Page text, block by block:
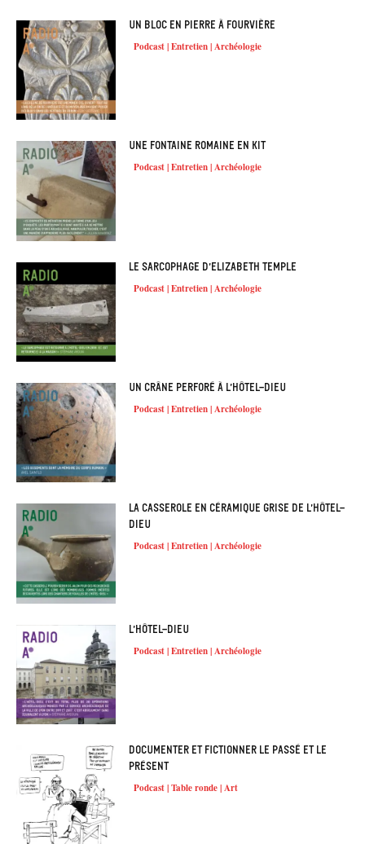
Un bloc en pierre à Fourvière
Podcast | Entretien | Archéologie
Une fontaine romaine en kit
Podcast | Entretien | Archéologie
Le sarcophage d’Elizabeth Temple
Podcast | Entretien | Archéologie
Un crâne perforé à l’Hôtel-Dieu
Podcast | Entretien | Archéologie
La casserole en céramique grise de l’Hôtel-
Dieu
Podcast | Entretien | Archéologie
L’Hôtel-Dieu
Podcast | Entretien | Archéologie
Documenter et fictionner le passé et le
présent
Podcast | Table ronde | Art